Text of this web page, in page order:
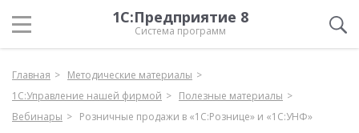
1С:Предприятие 8
Система программ
Главная
Методические материалы
1С:Управление нашей фирмой
Полезные материалы
Вебинары
Розничные продажи в «1С:Рознице» и «1С:УНФ»